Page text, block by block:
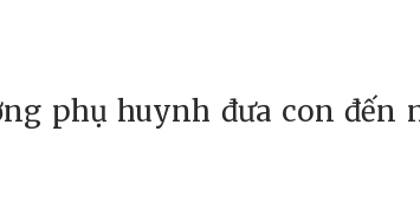
phụ huynh đưa con đến